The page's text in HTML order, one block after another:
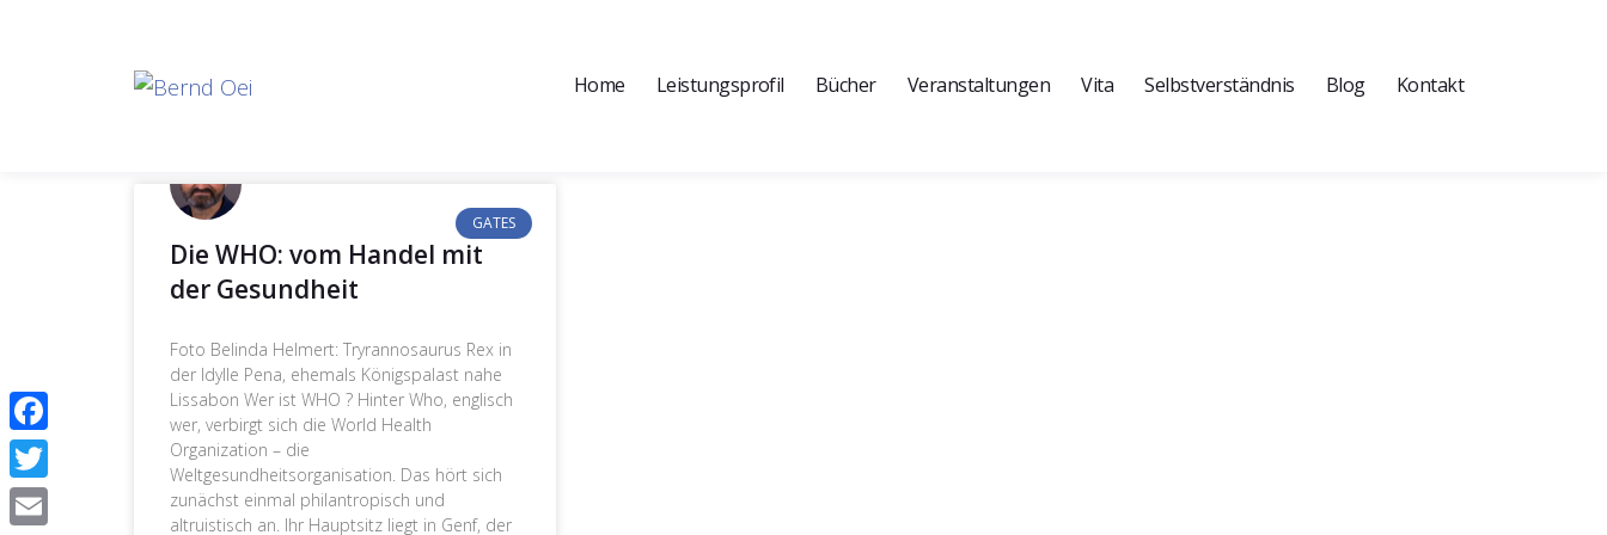
Home Leistungsprofil Bücher Veranstaltungen Vita Selbstverständnis Blog Kontakt
GATES
Die WHO: vom Handel mit
der Gesundheit
Foto Belinda Helmert: Tryrannosaurus Rex in
der Idylle Pena, ehemals Königspalast nahe
Lissabon Wer ist WHO ? Hinter Who, englisch
wer, verbirgt sich die World Health
Organization – die
Weltgesundheitsorganisation. Das hört sich
zunächst einmal philantropisch und
altruistisch an. Ihr Hauptsitz liegt in Genf, der
Facebook
Twitter